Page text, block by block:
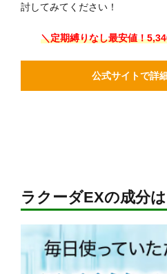
討してみてください！
＼定期縛りなし最安値！
公式サイトで詳
ラクーダEXの成分